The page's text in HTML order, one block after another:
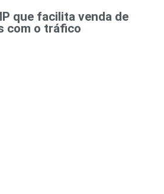
que facilita venda de
com o tráfico